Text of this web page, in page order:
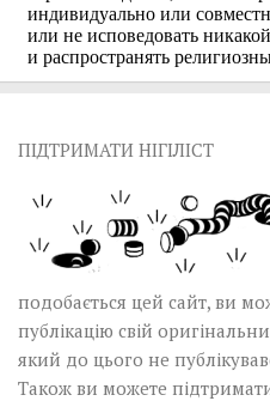
ПІДТРИМАТИ НІГІЛІСТ
подобається цей сайт, ви
публікацію свій
який до цього не
Також ви можете